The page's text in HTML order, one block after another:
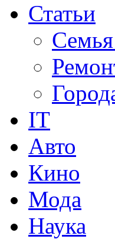
Статьи
IT
Авто
Кино
Мода
Наука